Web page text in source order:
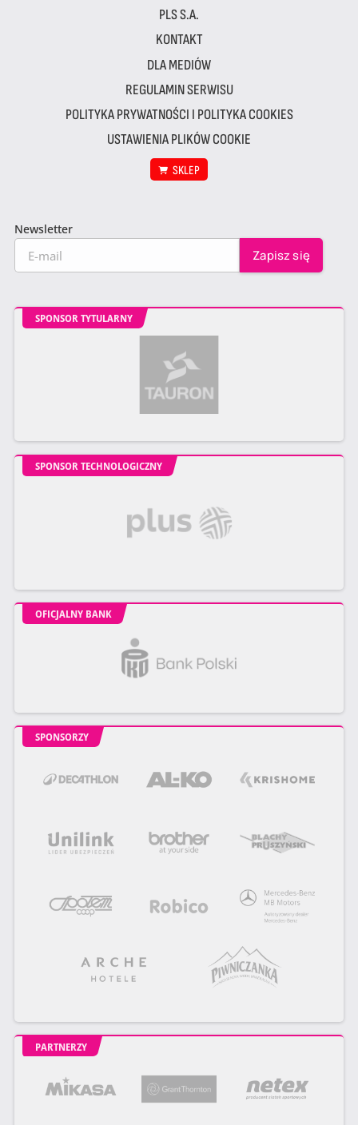
PLS S.A.
KONTAKT
DLA MEDIÓW
REGULAMIN SERWISU
POLITYKA PRYWATNOŚCI I POLITYKA COOKIES
USTAWIENIA PLIKÓW COOKIE
SKLEP
Newsletter
SPONSOR TYTULARNY
SPONSOR TECHNOLOGICZNY
OFICJALNY BANK
SPONSORZY
PARTNERZY